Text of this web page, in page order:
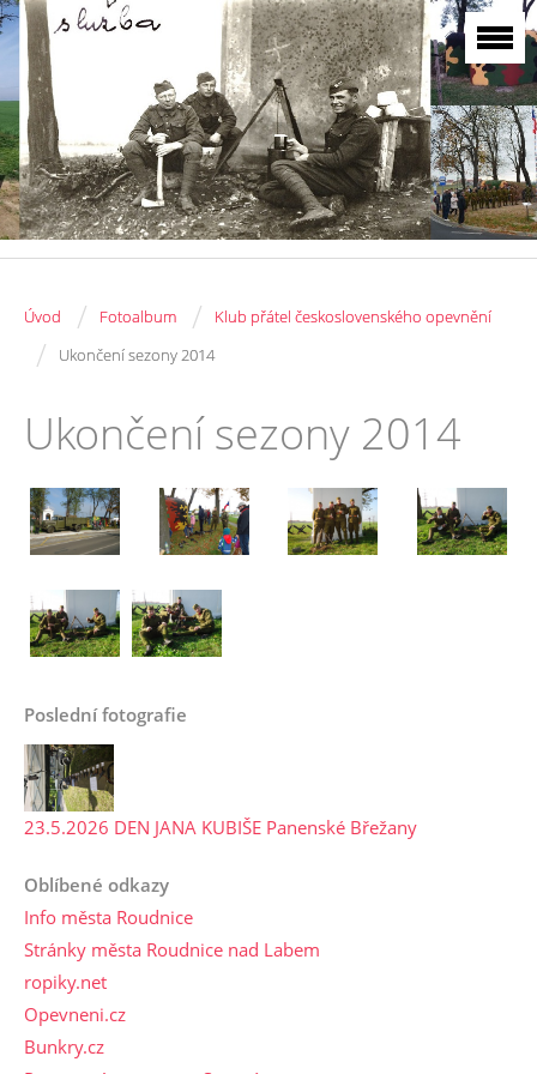
Úvod / Fotoalbum / Klub přátel československého opevnění
/ Ukončení sezony 2014
Ukončení sezony 2014
Poslední fotografie
23.5.2026 DEN JANA KUBIŠE Panenské Břežany
Oblíbené odkazy
Info města Roudnice
Stránky města Roudnice nad Labem
ropiky.net
Opevneni.cz
Bunkry.cz